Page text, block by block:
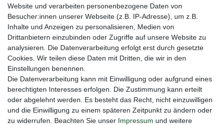
VORNAME NACHNAME
Newsletter
Honig
Hiermit bestätige ich, dass ich dieDaten­schutz­erklärunggelesen habe. Meine
Einwilligung kann ich jederzeit widerrufen.**
Abonnieren
** Hierbei handelt es sich um ein Pflichtfeld.
Website und verarbeiten personenbezogene Daten von
Besucher:innen unserer Webseite (z.B. IP-Adresse), um z.B.
Inhalte und Anzeigen zu personalisieren, Medien von
Drittanbietern einzubinden oder Zugriffe auf unsere Website zu
analysieren. Die Datenverarbeitung erfolgt erst durch gesetzte
Cookies. Wir teilen diese Daten mit Dritten, die wir in den
Einstellungen benennen.
Die Datenverarbeitung kann mit Einwilligung oder aufgrund eines
berechtigten Interesses erfolgen. Die Zustimmung kann erteilt
oder abgelehnt werden. Es besteht das Recht, nicht einzuwilligen
und die Einwilligung zu einem späteren Zeitpunkt zu ändern oder
zu widerrufen. Beachten Sie unser Impressum und weitere